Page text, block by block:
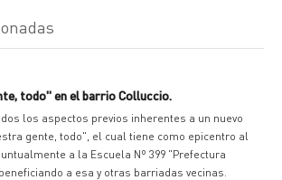
todo" en el barrio Colluccio.
los aspectos previos inherentes a un nuevo
gente, todo", el cual tiene como epicentro al
a la Escuela Nº 399 "Prefectura
a esa y otras barriadas vecinas.